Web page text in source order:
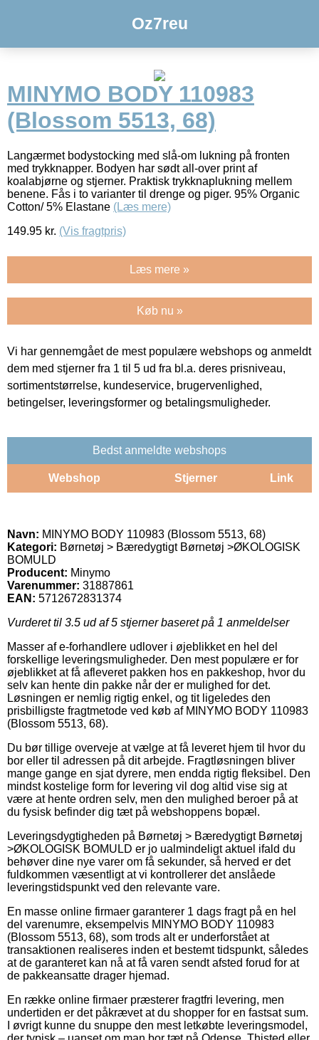
Oz7reu
MINYMO BODY 110983
(Blossom 5513, 68)
Langærmet bodystocking med slå-om lukning på fronten
med trykknapper. Bodyen har sødt all-over print af
koalabjørne og stjerner. Praktisk trykknaplukning mellem
benene. Fås i to varianter til drenge og piger. 95% Organic
Cotton/ 5% Elastane (Læs mere)
149.95 kr. (Vis fragtpris)
Læs mere »
Køb nu »
Vi har gennemgået de mest populære webshops og anmeldt
dem med stjerner fra 1 til 5 ud fra bl.a. deres prisniveau,
sortimentstørrelse, kundeservice, brugervenlighed,
betingelser, leveringsformer og betalingsmuligheder.
Bedst anmeldte webshops
Webshop Stjerner Link
Navn: MINYMO BODY 110983 (Blossom 5513, 68)
Kategori: Børnetøj > Bæredygtigt Børnetøj >ØKOLOGISK
BOMULD
Producent: Minymo
Varenummer: 31887861
EAN: 5712672831374
Vurderet til 3.5 ud af 5 stjerner baseret på 1 anmeldelser
Masser af e-forhandlere udlover i øjeblikket en hel del
forskellige leveringsmuligheder. Den mest populære er for
øjeblikket at få afleveret pakken hos en pakkeshop, hvor du
selv kan hente din pakke når der er mulighed for det.
Løsningen er nemlig rigtig enkel, og tit ligeledes den
prisbilligste fragtmetode ved køb af MINYMO BODY 110983
(Blossom 5513, 68).
Du bør tillige overveje at vælge at få leveret hjem til hvor du
bor eller til adressen på dit arbejde. Fragtløsningen bliver
mange gange en sjat dyrere, men endda rigtig fleksibel. Den
mindst kostelige form for levering vil dog altid vise sig at
være at hente ordren selv, men den mulighed beroer på at
du fysisk befinder dig tæt på webshoppens bopæl.
Leveringsdygtigheden på Børnetøj > Bæredygtigt Børnetøj
>ØKOLOGISK BOMULD er jo ualmindeligt aktuel ifald du
behøver dine nye varer om få sekunder, så herved er det
fuldkommen væsentligt at vi kontrollerer det anslåede
leveringstidspunkt ved den relevante vare.
En masse online firmaer garanterer 1 dags fragt på en hel
del varenumre, eksempelvis MINYMO BODY 110983
(Blossom 5513, 68), som trods alt er underforstået at
transaktionen realiseres inden et bestemt tidspunkt, således
at de garanteret kan nå at få varen sendt afsted forud for at
de pakkeansatte drager hjemad.
En række online firmaer præsterer fragtfri levering, men
undertiden er det påkrævet at du shopper for en fastsat sum.
I øvrigt kunne du snuppe den mest letkøbte leveringsmodel,